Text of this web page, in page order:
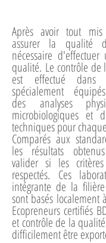
Après avoir tout
assurer la qualité
nécessaire
qualité. Le contrôle de
est effectué dans
spécialement
des analyses
microbiologiques et
techniques pour
Comparés aux
les résultats
valider si les
respectés. Ces
intégrante de la
sont basés localement
Ecopreneurs certifiés
et contrôle de la
difficilement être